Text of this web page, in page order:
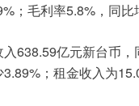
；毛利率5.8% ，同比
638.59亿元新台币，
3.89% ；租金收入为